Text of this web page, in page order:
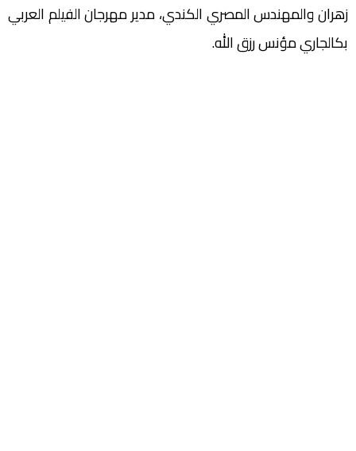
زهران والمهندس المصري الكندي، مدير مهرجان الفيلم العربي
بكالجاري مؤنس رزق الله.